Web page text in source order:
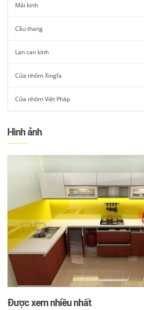
Mái kính
Cầu thang
Lan can kính
Cửa nhôm Xingfa
Cửa nhôm Việt Pháp
Hình ảnh
Được xem nhiều nhất